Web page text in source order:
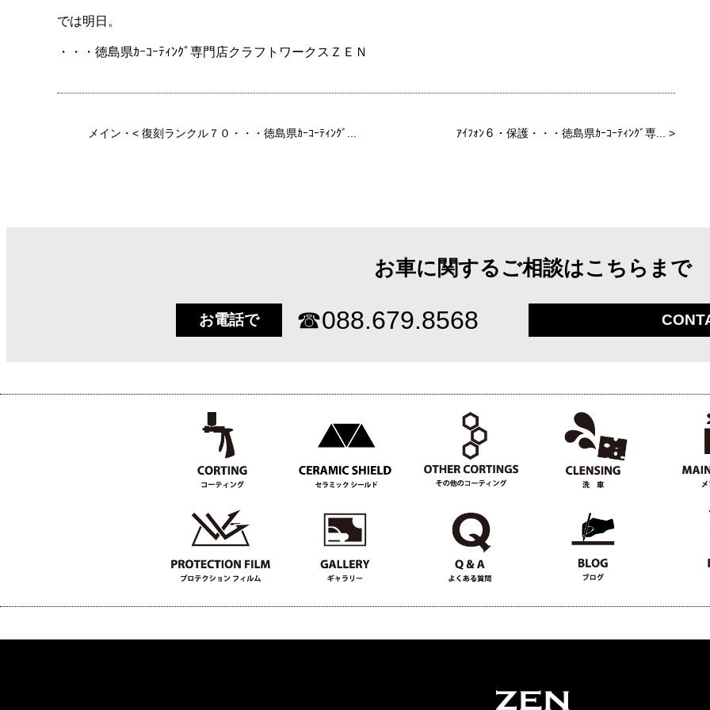
では明日。
・・・徳島県ｶｰｺｰﾃｨﾝｸﾞ専門店クラフトワークスＺＥＮ
メイン ・< 復刻ランクル７０・・・徳島県ｶｰｺｰﾃｨﾝｸﾞ... ｱｲﾌｫﾝ６・保護・・・徳島県ｶｰｺｰﾃｨﾝｸﾞ専... >
お車に関するご相談はこちらまで
お電話で ☎088.679.8568